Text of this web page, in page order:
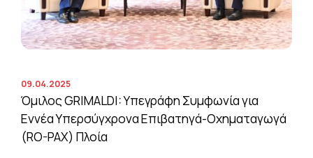
09.04.2025
Όμιλος GRIMALDI: Υπεγράφη Συμφωνία για
Εννέα Υπερσύγχρονα Επιβατηγά-Οχηματαγωγά
(RO-PAX) Πλοία